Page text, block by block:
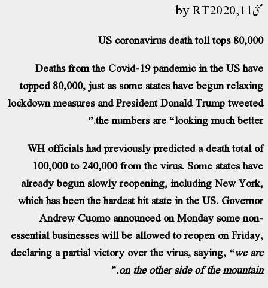
مئی 11, 2020 RT
US coronavirus death toll tops 80,000
Deaths from the Covid-19 pandemic in the US have
topped 80,000, just as some states have begun relaxing
lockdown measures and President Donald Trump tweeted
the numbers are “looking much better.”
WH officials had previously predicted a death total of
100,000 to 240,000 from the virus. Some states have
already begun slowly reopening, including New York,
which has been the hardest hit state in the US. Governor
Andrew Cuomo announced on Monday some non-
essential businesses will be allowed to reopen on Friday,
declaring a partial victory over the virus, saying,“we are
on the other side of the mountain.”